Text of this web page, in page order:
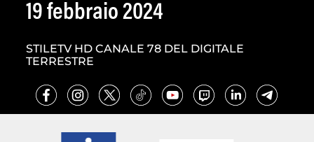
19 febbraio 2024
STILETV HD CANALE 78 DEL DIGITALE
TERRESTRE